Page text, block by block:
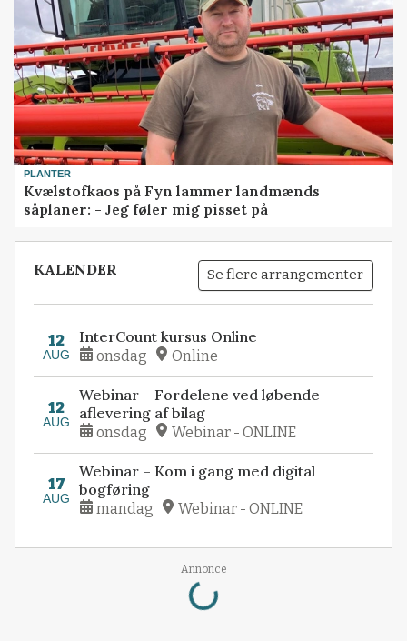
PLANTER
Kvælstofkaos på Fyn lammer landmænds
såplaner: - Jeg føler mig pisset på
KALENDER Se flere arrangementer
12
AUG
InterCount kursus Online
onsdag Online
12
AUG
Webinar – Fordelene ved løbende
aflevering af bilag
onsdag Webinar - ONLINE
17
AUG
Webinar – Kom i gang med digital
bogføring
mandag Webinar - ONLINE
Annonce
Loading...